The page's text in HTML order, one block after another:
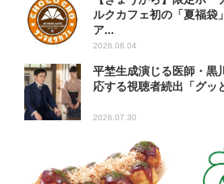
ルクカフェ初の「夏福袋
ア...
2026.08.04
平埜生成演じる医師・黒
応する視聴者続出「グッ
2026.07.30